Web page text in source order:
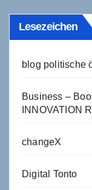
Lesezeichen
blog politische
Business –
INNOVATION
changeX
Digital Tonto